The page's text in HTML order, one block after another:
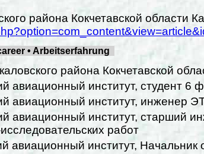
района Кокчетавской области
• Arbeitserfahrung
района Кокчетавской
институт, студент 6
авиационный институт, инженер
авиационный институт, старший
работ
институт, Начальник